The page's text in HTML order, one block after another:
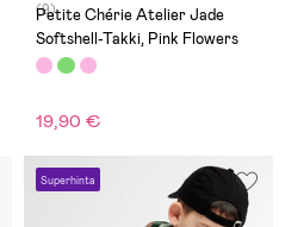
(9)
Petite Chérie Atelier Jade
Softshell-Takki, Pink Flowers
19,90 €
Superhinta